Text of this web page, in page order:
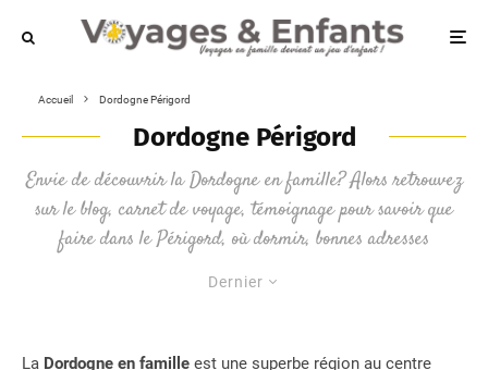
Accueil Dordogne Périgord
Dordogne Périgord
Envie de découvrir la Dordogne en famille? Alors retrouvez
sur le blog, carnet de voyage, témoignage pour savoir que
faire dans le Périgord, où dormir, bonnes adresses
Dernier
La Dordogne en famille est une superbe région au centre